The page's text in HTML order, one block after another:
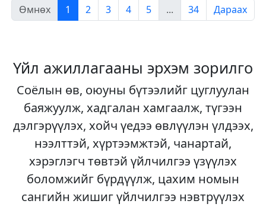
Өмнөх 1 2 3 4 5 ... 34 Дараах
Үйл ажиллагааны эрхэм зорилго
Соёлын өв, оюуны бүтээлийг цуглуулан
баяжуулж, хадгалан хамгаалж, түгээн
дэлгэрүүлэх, хойч үедээ өвлүүлэн үлдээх,
нээлттэй, хүртээмжтэй, чанартай,
хэрэглэгч төвтэй үйлчилгээ үзүүлэх
боломжийг бүрдүүлж, цахим номын
сангийн жишиг үйлчилгээ нэвтрүүлэх